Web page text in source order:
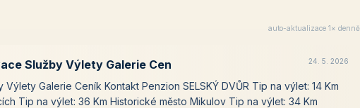
auto-aktualizace 1× denně
Služby Výlety Galerie Cen 24. 5. 2026
Galerie Ceník Kontakt Penzion SELSKÝ DVŮR Tip na výlet: 14 Km
Tip na výlet: 36 Km Historické město Mikulov Tip na výlet: 34 Km